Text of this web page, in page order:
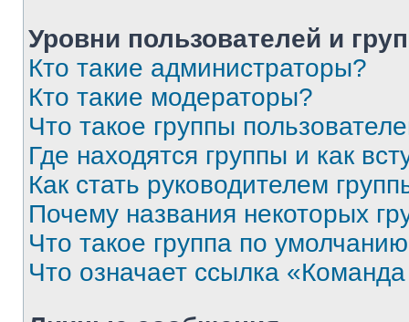
Уровни пользователей и
Кто такие администраторы?
Кто такие модераторы?
Что такое группы
Где находятся группы и как
Как стать руководителем
Почему названия некоторых
Что такое группа по
Что означает ссылка